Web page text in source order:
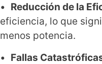
• Reducción de la
eficiencia, lo que
menos potencia.
• Fallas